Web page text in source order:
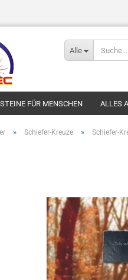
Alle
FÜR MENSCHEN ALLES
» Schiefer-Kreuze » Schiefer-